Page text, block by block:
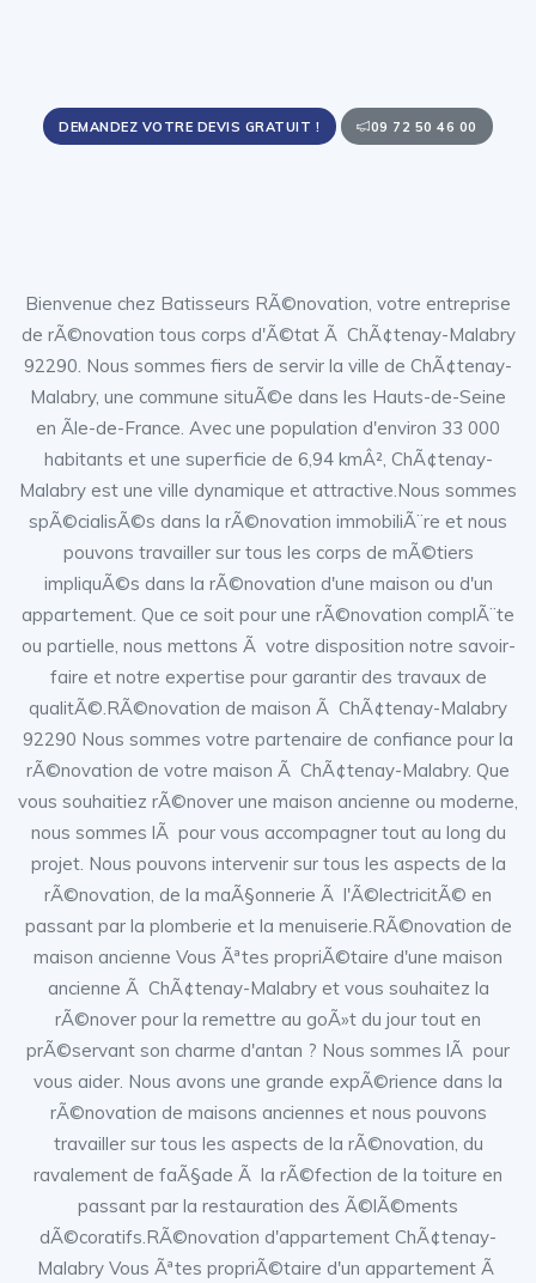
DEMANDEZ VOTRE DEVIS GRATUIT ! 09 72 50 46 00
Bienvenue chez Batisseurs RÃ©novation, votre entreprise
de rÃ©novation tous corps d'Ã©tat Ã ChÃ¢tenay-Malabry
92290. Nous sommes fiers de servir la ville de ChÃ¢tenay-
Malabry, une commune situÃ©e dans les Hauts-de-Seine
en Ãle-de-France. Avec une population d'environ 33 000
habitants et une superficie de 6,94 kmÂ², ChÃ¢tenay-
Malabry est une ville dynamique et attractive.Nous sommes
spÃ©cialisÃ©s dans la rÃ©novation immobiliÃ¨re et nous
pouvons travailler sur tous les corps de mÃ©tiers
impliquÃ©s dans la rÃ©novation d'une maison ou d'un
appartement. Que ce soit pour une rÃ©novation complÃ¨te
ou partielle, nous mettons Ã votre disposition notre savoir-
faire et notre expertise pour garantir des travaux de
qualitÃ©.RÃ©novation de maison Ã ChÃ¢tenay-Malabry
92290 Nous sommes votre partenaire de confiance pour la
rÃ©novation de votre maison Ã ChÃ¢tenay-Malabry. Que
vous souhaitiez rÃ©nover une maison ancienne ou moderne,
nous sommes lÃ pour vous accompagner tout au long du
projet. Nous pouvons intervenir sur tous les aspects de la
rÃ©novation, de la maÃ§onnerie Ã l'Ã©lectricitÃ© en
passant par la plomberie et la menuiserie.RÃ©novation de
maison ancienne Vous Ãªtes propriÃ©taire d'une maison
ancienne Ã ChÃ¢tenay-Malabry et vous souhaitez la
rÃ©nover pour la remettre au goÃ»t du jour tout en
prÃ©servant son charme d'antan ? Nous sommes lÃ pour
vous aider. Nous avons une grande expÃ©rience dans la
rÃ©novation de maisons anciennes et nous pouvons
travailler sur tous les aspects de la rÃ©novation, du
ravalement de faÃ§ade Ã la rÃ©fection de la toiture en
passant par la restauration des Ã©lÃ©ments
dÃ©coratifs.RÃ©novation d'appartement ChÃ¢tenay-
Malabry Vous Ãªtes propriÃ©taire d'un appartement Ã